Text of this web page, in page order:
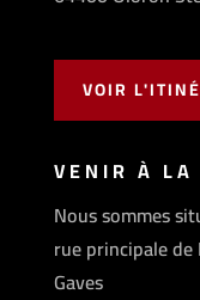
VOIR
VENIR À LA
Nous sommes
rue principale
Gaves